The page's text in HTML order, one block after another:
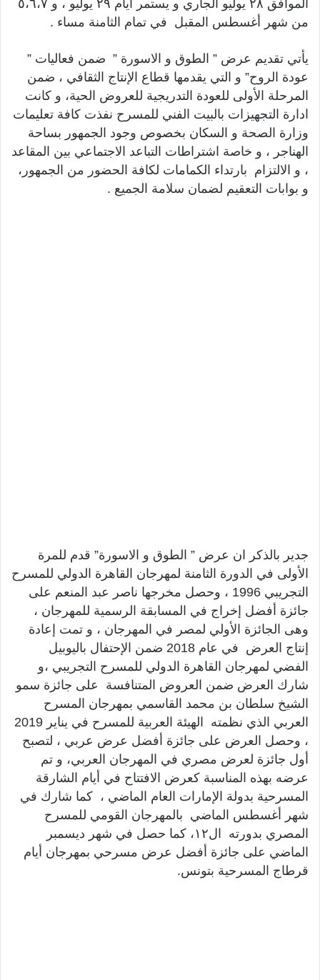
الموافق ٢٨ يوليو الجاري و يستمر أيام ٢٩ يوليو ، و ٥،٦،٧
من شهر أغسطس المقبل في تمام الثامنة مساء .
يأتي تقديم عرض ” الطوق و الاسورة ” ضمن فعاليات ”
عودة الروح” و التي يقدمها قطاع الإنتاج الثقافي ، ضمن
المرحلة الأولى للعودة التدريجية للعروض الحية، و كانت
ادارة التجهيزات بالبيت الفني للمسرح نفذت كافة تعليمات
وزارة الصحة و السكان بخصوص وجود الجمهور بساحة
الهناجر ، و خاصة اشتراطات التباعد الاجتماعي بين المقاعد
، و الالتزام بارتداء الكمامات لكافة الحضور من الجمهور،
و بوابات التعقيم لضمان سلامة الجميع .
جدير بالذكر ان عرض ” الطوق و الاسورة” قدم للمرة
الأولى في الدورة الثامنة لمهرجان القاهرة الدولي للمسرح
التجريبي 1996 ، وحصل مخرجها ناصر عبد المنعم على
جائزة أفضل إخراج في المسابقة الرسمية للمهرجان ،
وهى الجائزة الأولي لمصر في المهرجان ، و تمت إعادة
إنتاج العرض في عام 2018 ضمن الإحتفال باليوبيل
الفضي لمهرجان القاهرة الدولي للمسرح التجريبي ،و
شارك العرض ضمن العروض المتنافسة على جائزة سمو
الشيخ سلطان بن محمد القاسمي بمهرجان المسرح
العربي الذي نظمته الهيئة العربية للمسرح في يناير 2019
، وحصل العرض على جائزة أفضل عرض عربي ، لتصبح
أول جائزة لعرض مصري في المهرجان العربي، و تم
عرضه بهذه المناسبة كعرض الافتتاح في أيام الشارقة
المسرحية بدولة الإمارات العام الماضي ، كما شارك في
شهر أغسطس الماضي بالمهرجان القومي للمسرح
المصري بدورته ال١٢، كما حصل في شهر ديسمبر
الماضي على جائزة أفضل عرض مسرحي بمهرجان أيام
قرطاج المسرحية بتونس.